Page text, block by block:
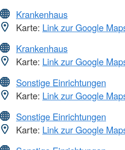
Krankenhaus
Karte: Link zur Google
Krankenhaus
Karte: Link zur Google
Sonstige Einrichtungen
Karte: Link zur Google
Sonstige Einrichtungen
Karte: Link zur Google